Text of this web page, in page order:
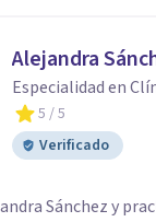
Alejandra
Especialidad en
5 / 5
Verificado
Sánchez y